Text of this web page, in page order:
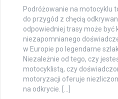
Podróżowanie na motocyklu
do przygód z chęcią
odpowiedniej trasy może być
niezapomnianego
w Europie po legendarne
Niezależnie od tego, czy
motocyklistą, czy
motoryzacji oferuje
na odkrycie. […]